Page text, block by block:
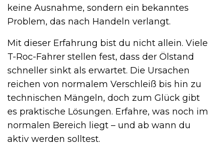
keine Ausnahme, sondern ein bekanntes
Problem, das nach Handeln verlangt.
Mit dieser Erfahrung bist du nicht allein. Viele
T-Roc-Fahrer stellen fest, dass der Ölstand
schneller sinkt als erwartet. Die Ursachen
reichen von normalem Verschleiß bis hin zu
technischen Mängeln, doch zum Glück gibt
es praktische Lösungen. Erfahre, was noch im
normalen Bereich liegt – und ab wann du
aktiv werden solltest.